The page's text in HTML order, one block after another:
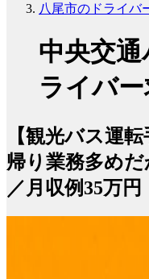
八尾市のドライバ
中央交
ライバー
【観光バス運
帰り業務多め
／月収例35万円